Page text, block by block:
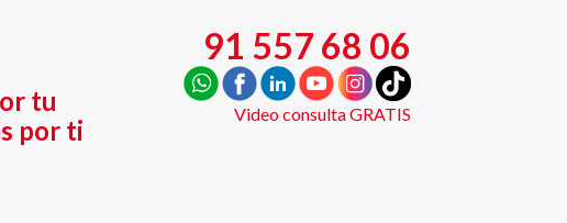
91 557 68 06
Video consulta GRATIS
tu
por ti